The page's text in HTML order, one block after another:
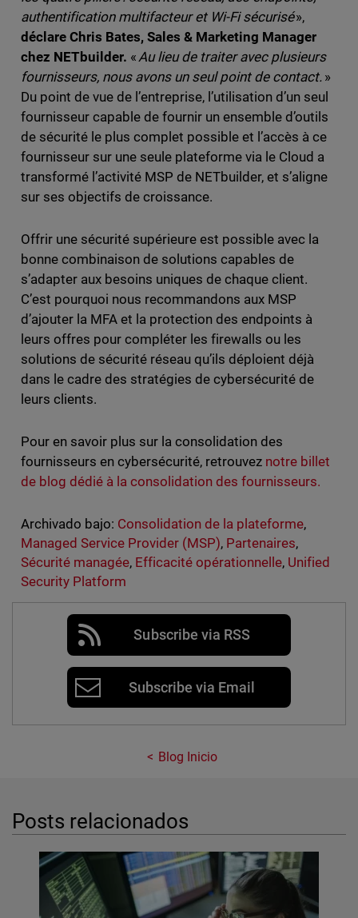
authentification multifacteur et Wi-Fi sécurisé»,
déclare Chris Bates, Sales & Marketing Manager
chez NETbuilder. «Au lieu de traiter avec plusieurs
fournisseurs, nous avons un seul point de contact. »
Du point de vue de l’entreprise, l’utilisation d’un seul
fournisseur capable de fournir un ensemble d’outils
de sécurité le plus complet possible et l’accès à ce
fournisseur sur une seule plateforme via le Cloud a
transformé l’activité MSP de NETbuilder, et s’aligne
sur ses objectifs de croissance.
Offrir une sécurité supérieure est possible avec la
bonne combinaison de solutions capables de
s’adapter aux besoins uniques de chaque client.
C’est pourquoi nous recommandons aux MSP
d’ajouter la MFA et la protection des endpoints à
leurs offres pour compléter les firewalls ou les
solutions de sécurité réseau qu’ils déploient déjà
dans le cadre des stratégies de cybersécurité de
leurs clients.
Pour en savoir plus sur la consolidation des
fournisseurs en cybersécurité, retrouvez notre billet
de blog dédié à la consolidation des fournisseurs.
Archivado bajo: Consolidation de la plateforme,
Managed Service Provider (MSP), Partenaires,
Sécurité managée, Efficacité opérationnelle, Unified
Security Platform
Subscribe via RSS
Subscribe via Email
Blog Inicio
Posts relacionados